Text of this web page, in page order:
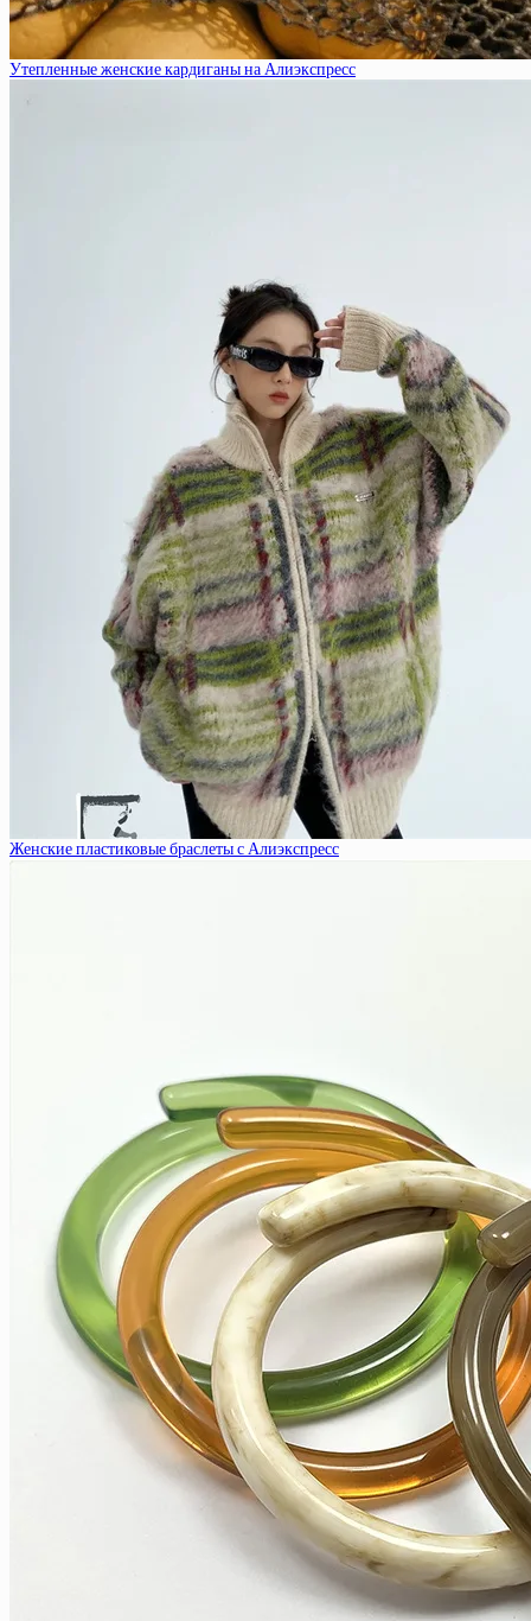
Утепленные женские кардиганы на Алиэкспресс
Женские пластиковые браслеты с Алиэкспресс